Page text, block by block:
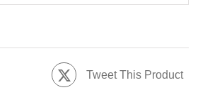
Tweet This Product